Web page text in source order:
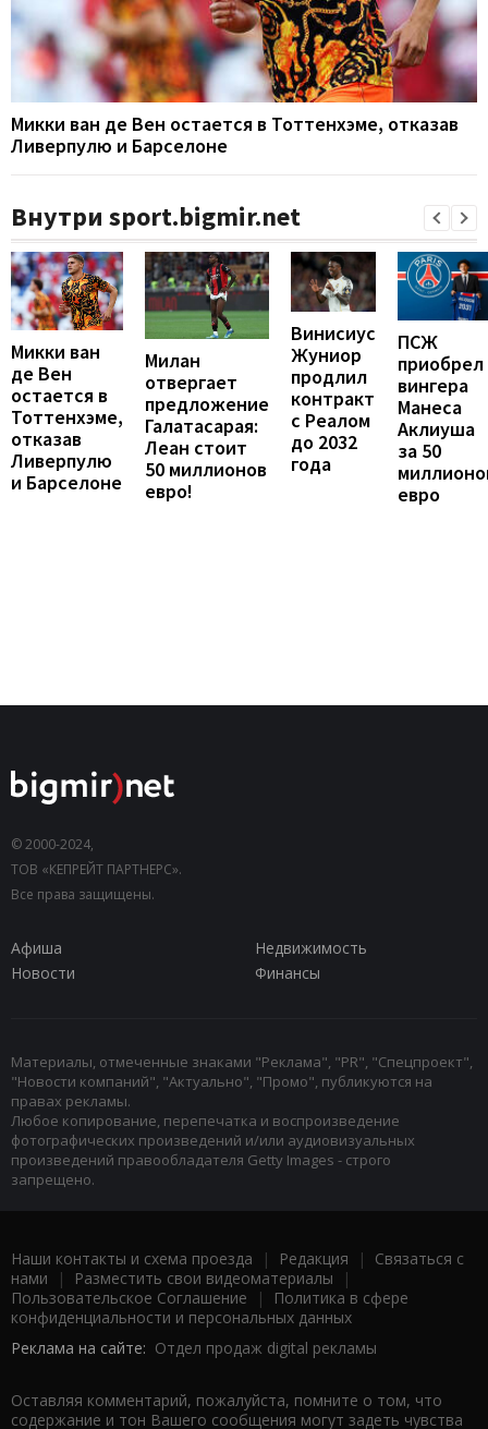
Микки ван де Вен остается в Тоттенхэме, отказав
Ливерпулю и Барселоне
Внутри sport.bigmir.net
Микки ван
де Вен
остается в
Тоттенхэме,
отказав
Ливерпулю
и Барселоне
Милан
отвергает
предложение
Галатасарая:
Леан стоит
50 миллионов
евро!
Винисиус
Жуниор
продлил
контракт
с Реалом
до 2032
года
ПСЖ
приобрел
вингера
Манеса
Аклиуша
за 50
евро
© 2000-2024,
ТОВ «КЕПРЕЙТ ПАРТНЕРС».
Все права защищены.
Афиша
Недвижимость
Новости
Финансы
Материалы, отмеченные знаками "Реклама", "PR", "Спецпроект",
"Новости компаний", "Актуально", "Промо", публикуются на
правах рекламы.
Любое копирование, перепечатка и воспроизведение
фотографических произведений и/или аудиовизуальных
произведений правообладателя Getty Images - строго
запрещено.
Наши контакты и схема проезда | Редакция | Связаться с
нами | Разместить свои видеоматериалы |
Пользовательское Соглашение |
Политика в сфере
конфиденциальности и персональных данных
Реклама на сайте: Отдел продаж digital рекламы
Оставляя комментарий, пожалуйста, помните о том, что
содержание и тон Вашего сообщения могут задеть чувства